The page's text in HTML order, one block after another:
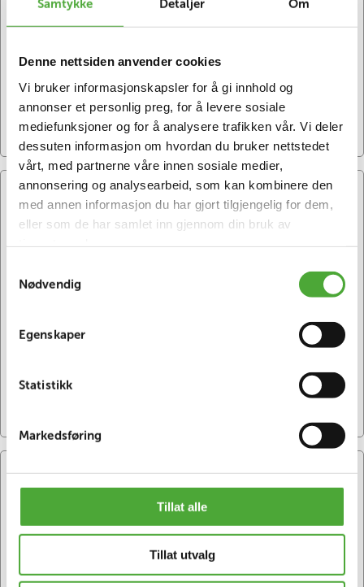
Samtykke Detaljer Om
Denne nettsiden anvender cookies
Vi bruker informasjonskapsler for å gi innhold og
annonser et personlig preg, for å levere sosiale
mediefunksjoner og for å analysere trafikken vår. Vi deler
dessuten informasjon om hvordan du bruker nettstedet
vårt, med partnerne våre innen sosiale medier,
annonsering og analysearbeid, som kan kombinere den
med annen informasjon du har gjort tilgjengelig for dem,
eller som de har samlet inn gjennom din bruk av
Nødvendig
Egenskaper
Statistikk
Markedsføring
Tillat alle
Tillat utvalg
Analytics og brukes til å skille unike brukere ved å tilordne
et tilfeldig generert nummer som en klientidentifikator.
brukes til å beregne besøkende, sesjons- og
kampanjedata for nettstedanalyserapportene.
Utløper: 2 år Eieren: Google Kategori: Statistics
_gcl_au
informasjonskapsel for "Conversion Linker" -
lagrer den i en førsteparts informasjonskapsel, slik at
konverteringer kan tilskrives utenfor destinasjonssiden.
Utløper:
:
UMB-XSRF-TOKEN
nettstedet
Utløper:
Eieren:
Kategori: